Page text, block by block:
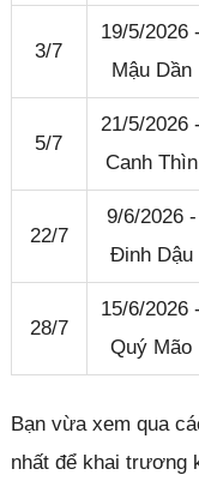
3/7
19/5/2026 -
Mậu Dần
5/7
21/5/2026 -
Canh Thìn
22/7
9/6/2026 -
Đinh Dậu
28/7
15/6/2026 -
Quý Mão
Bạn vừa xem qua
nhất để khai trương